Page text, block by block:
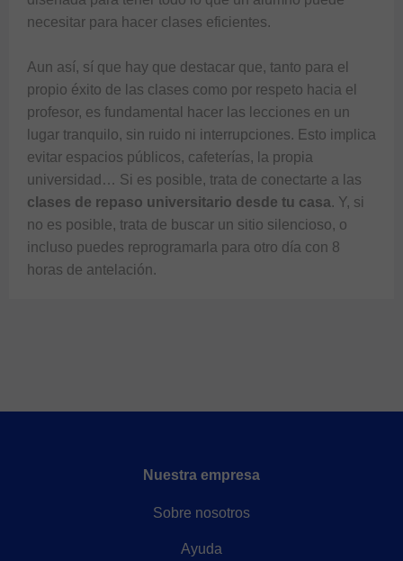
necesitar para hacer clases eficientes.
Aun así, sí que hay que destacar que, tanto para el
propio éxito de las clases como por respeto hacia el
profesor, es fundamental hacer las lecciones en un
lugar tranquilo, sin ruido ni interrupciones. Esto implica
evitar espacios públicos, cafeterías, la propia
clases de repaso universitario desde tu casa. Y, si
no es posible, trata de buscar un sitio silencioso, o
incluso puedes reprogramarla para otro día con 8
horas de antelación.
Nuestra empresa
Sobre nosotros
Ayuda